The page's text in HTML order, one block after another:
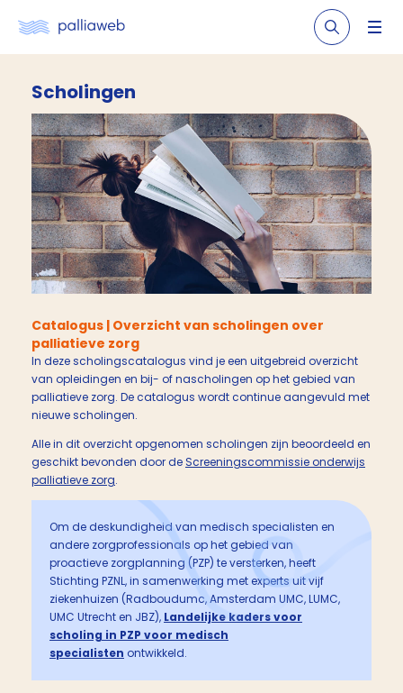
Scholingen
Catalogus | Overzicht van scholingen over
palliatieve zorg
In deze scholingscatalogus vind je een uitgebreid overzicht
van opleidingen en bij- of nascholingen op het gebied van
palliatieve zorg. De catalogus wordt continue aangevuld met
nieuwe scholingen.
Alle in dit overzicht opgenomen scholingen zijn beoordeeld en
geschikt bevonden door deScreeningscommissie onderwijs
palliatieve zorg.
Om de deskundigheid van medisch specialisten en
andere zorgprofessionals op het gebied van
proactieve zorgplanning (PZP) te versterken, heeft
Stichting PZNL, in samenwerking met experts uit vijf
ziekenhuizen (Radboudumc, Amsterdam UMC, LUMC,
UMC Utrecht en JBZ), Landelijke kaders voor
scholing in PZP voor medisch
specialisten ontwikkeld.